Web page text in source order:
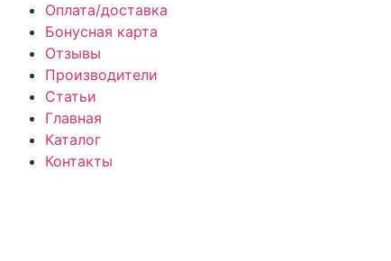
Оплата/доставка
Бонусная карта
Отзывы
Производители
Статьи
Главная
Каталог
Контакты